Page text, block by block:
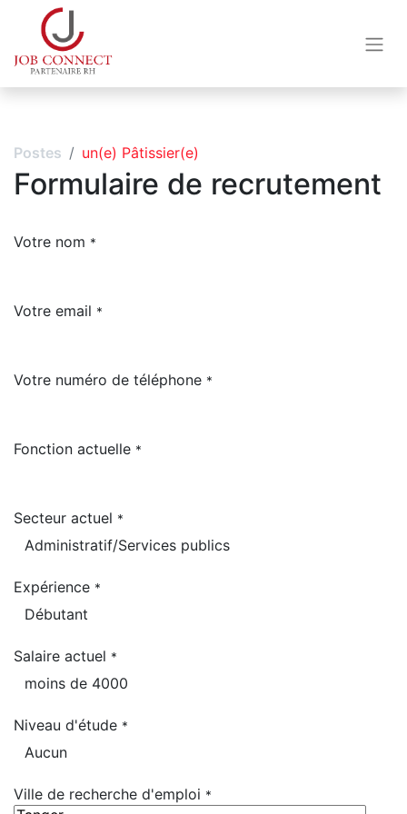
Postes un(e) Pâtissier(e)
Formulaire de recrutement
Votre nom *
Votre email *
Votre numéro de téléphone *
Fonction actuelle *
Secteur actuel *
Expérience *
Salaire actuel *
Niveau d'étude *
Ville de recherche d'emploi *